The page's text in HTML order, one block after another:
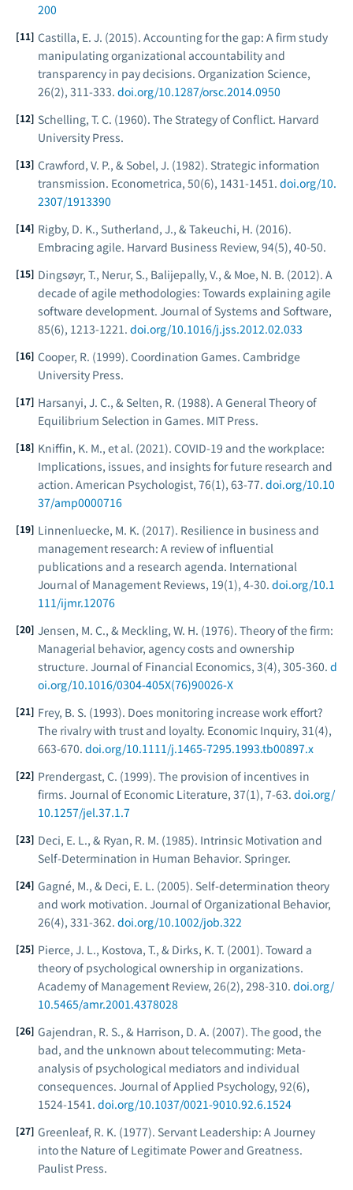
200
Castilla, E. J. (2015). Accounting for the gap: A firm study
manipulating organizational accountability and
transparency in pay decisions. Organization Science,
26(2), 311-333. doi.org/10.1287/orsc.2014.0950
Schelling, T. C. (1960). The Strategy of Conflict. Harvard
University Press.
Crawford, V. P., & Sobel, J. (1982). Strategic information
transmission. Econometrica, 50(6), 1431-1451. doi.org/10.
2307/1913390
Rigby, D. K., Sutherland, J., & Takeuchi, H. (2016).
Embracing agile. Harvard Business Review, 94(5), 40-50.
Dingsøyr, T., Nerur, S., Balijepally, V., & Moe, N. B. (2012). A
decade of agile methodologies: Towards explaining agile
software development. Journal of Systems and Software,
85(6), 1213-1221. doi.org/10.1016/j.jss.2012.02.033
Cooper, R. (1999). Coordination Games. Cambridge
University Press.
Harsanyi, J. C., & Selten, R. (1988). A General Theory of
Equilibrium Selection in Games. MIT Press.
Kniffin, K. M., et al. (2021). COVID-19 and the workplace:
Implications, issues, and insights for future research and
action. American Psychologist, 76(1), 63-77. doi.org/10.10
37/amp0000716
Linnenluecke, M. K. (2017). Resilience in business and
management research: A review of influential
publications and a research agenda. International
Journal of Management Reviews, 19(1), 4-30. doi.org/10.1
111/ijmr.12076
Jensen, M. C., & Meckling, W. H. (1976). Theory of the firm:
Managerial behavior, agency costs and ownership
structure. Journal of Financial Economics, 3(4), 305-360. d
oi.org/10.1016/0304-405X(76)90026-X
Frey, B. S. (1993). Does monitoring increase work effort?
The rivalry with trust and loyalty. Economic Inquiry, 31(4),
663-670. doi.org/10.1111/j.1465-7295.1993.tb00897.x
Prendergast, C. (1999). The provision of incentives in
firms. Journal of Economic Literature, 37(1), 7-63. doi.org/
10.1257/jel.37.1.7
Deci, E. L., & Ryan, R. M. (1985). Intrinsic Motivation and
Self-Determination in Human Behavior. Springer.
Gagné, M., & Deci, E. L. (2005). Self-determination theory
and work motivation. Journal of Organizational Behavior,
26(4), 331-362. doi.org/10.1002/job.322
Pierce, J. L., Kostova, T., & Dirks, K. T. (2001). Toward a
theory of psychological ownership in organizations.
Academy of Management Review, 26(2), 298-310. doi.org/
10.5465/amr.2001.4378028
Gajendran, R. S., & Harrison, D. A. (2007). The good, the
bad, and the unknown about telecommuting: Meta-
analysis of psychological mediators and individual
consequences. Journal of Applied Psychology, 92(6),
1524-1541. doi.org/10.1037/0021-9010.92.6.1524
Greenleaf, R. K. (1977). Servant Leadership: A Journey
into the Nature of Legitimate Power and Greatness.
Paulist Press.